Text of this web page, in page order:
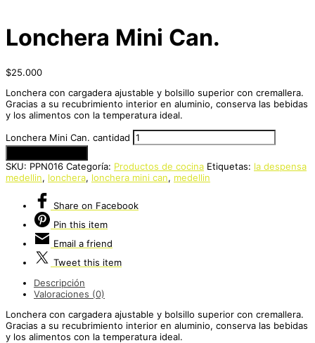
Lonchera Mini Can.
$25.000
Lonchera con cargadera ajustable y bolsillo superior con cremallera.
Gracias a su recubrimiento interior en aluminio, conserva las bebidas
y los alimentos con la temperatura ideal.
Lonchera Mini Can. cantidad
SKU: PPN016 Categoría: Productos de cocina Etiquetas: la despensa
medellin, lonchera, lonchera mini can, medellin
Share on Facebook
Pin this item
Email a friend
Tweet this item
Descripción
Valoraciones (0)
Lonchera con cargadera ajustable y bolsillo superior con cremallera.
Gracias a su recubrimiento interior en aluminio, conserva las bebidas
y los alimentos con la temperatura ideal.